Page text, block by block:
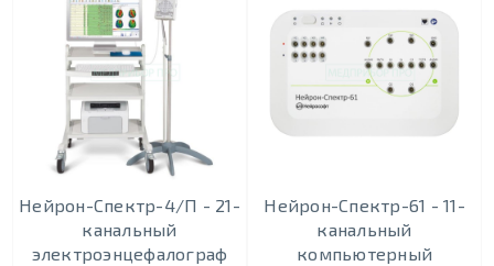
Нейрон-Спектр-4/П - 21-
канальный
электроэнцефалограф
Нейрон-Спектр-61 - 11-
канальный
компьютерный